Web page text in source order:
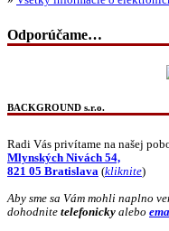
Odporúčame…
BACKGROUND s.r.o.
Radi Vás privítame na našej
Mlynských Nivách 54,
821 05 Bratislava (kliknite)
Aby sme sa Vám mohli naplno
dohodnite telefonicky alebo